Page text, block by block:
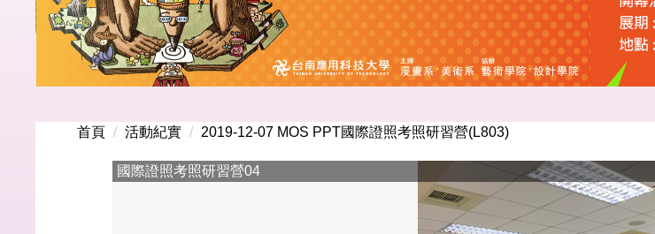
首頁 活動紀實 2019-12-07 MOS PPT國際證照考照研習營(L803)
國際證照考照研習營04